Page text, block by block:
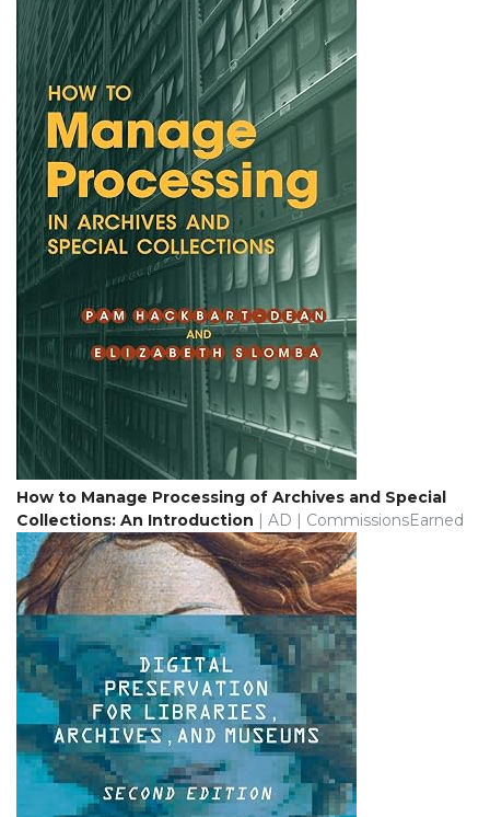
How to Manage Processing of Archives and Special
Collections: An Introduction | AD | CommissionsEarned